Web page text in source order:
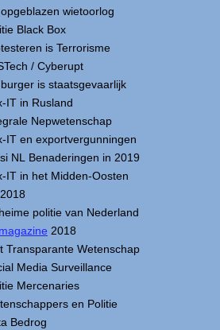
wietoorlog
Black Box
is Terrorisme
/ Cyberupt
is staatsgevaarlijk
IT in Rusland
Nepwetenschap
IT en exportvergunningen
NL Benaderingen in 2019
IT in het Midden-Oosten
2018
politie van Nederland
2018
Transparante Wetenschap
Media Surveillance
Mercenaries
en Politie
Bedrog